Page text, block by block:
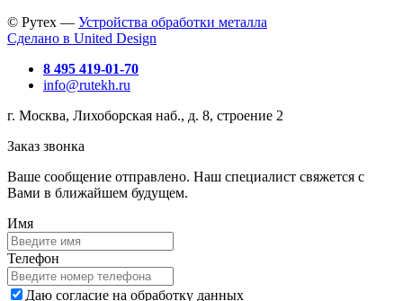
© Рутех — Устройства обработки металла
Сделано в United Design
8 495 419-01-70
info@rutekh.ru
г. Москва, Лихоборская наб., д. 8, строение 2
Заказ звонка
Ваше сообщение отправлено. Наш специалист свяжется с
Вами в ближайшем будущем.
Имя
Телефон
Даю согласие на обработку данных